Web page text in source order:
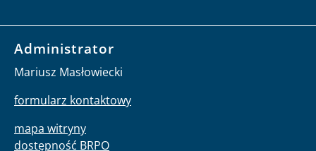
Administrator
Mariusz Masłowiecki
formularz kontaktowy
mapa witryny
dostępność BRPO